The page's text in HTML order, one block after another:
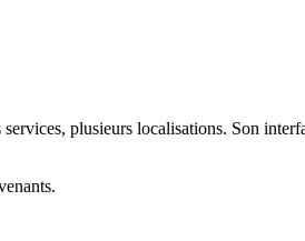
plusieurs localisations. Son